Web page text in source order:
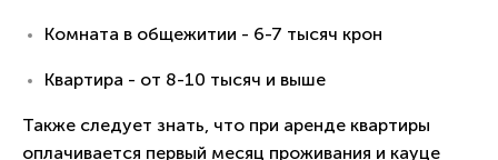
Комната в общежитии - 6-7 тысяч крон
Квартира - от 8-10 тысяч и выше
Также следует знать, что при аренде квартиры
оплачивается первый месяц проживания и кауце